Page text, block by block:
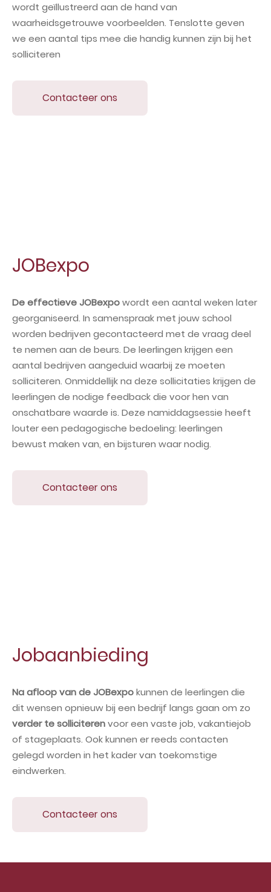
wordt geïllustreerd aan de hand van
waarheidsgetrouwe voorbeelden. Tenslotte geven
we een aantal tips mee die handig kunnen zijn bij het
solliciteren
Contacteer ons
JOBexpo
De effectieve JOBexpowordt een aantal weken later
georganiseerd. In samenspraak met jouw school
worden bedrijven gecontacteerd met de vraag deel
te nemen aan de beurs. De leerlingen krijgen een
aantal bedrijven aangeduid waarbij ze moeten
solliciteren. Onmiddellijk na deze sollicitaties krijgen de
leerlingen de nodige feedback die voor hen van
onschatbare waarde is. Deze namiddagsessie heeft
louter een pedagogische bedoeling: leerlingen
bewust maken van, en bijsturen waar nodig.
Contacteer ons
Jobaanbieding
Na afloop van de JOBexpokunnen de leerlingen die
dit wensen opnieuw bij een bedrijf langs gaan om zo
verder te solliciterenvoor een vaste job, vakantiejob
of stageplaats. Ook kunnen er reeds contacten
gelegd worden in het kader van toekomstige
eindwerken.
Contacteer ons